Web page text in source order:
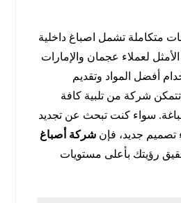
متكاملة تشمل اصباغ داخلية
لعملاء عجمان والإمارات
أفضل المواد وتقديم
تتمكن شركة من تلبية كافة
سواء كنت تبحث عن تجديد
تصميم جديد، فإنشركة أصباغ
رؤيتك بأعلى مستويات